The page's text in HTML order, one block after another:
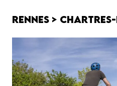
Rennes >